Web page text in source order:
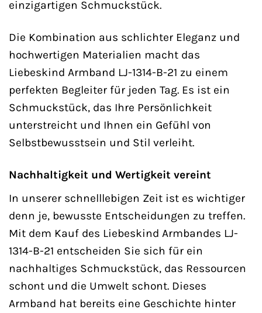
einzigartigen Schmuckstück.
Die Kombination aus schlichter Eleganz und
hochwertigen Materialien macht das
Liebeskind Armband LJ-1314-B-21 zu einem
perfekten Begleiter für jeden Tag. Es ist ein
Schmuckstück, das Ihre Persönlichkeit
unterstreicht und Ihnen ein Gefühl von
Selbstbewusstsein und Stil verleiht.
Nachhaltigkeit und Wertigkeit vereint
In unserer schnelllebigen Zeit ist es wichtiger
denn je, bewusste Entscheidungen zu treffen.
Mit dem Kauf des Liebeskind Armbandes LJ-
1314-B-21 entscheiden Sie sich für ein
nachhaltiges Schmuckstück, das Ressourcen
schont und die Umwelt schont. Dieses
Armband hat bereits eine Geschichte hinter